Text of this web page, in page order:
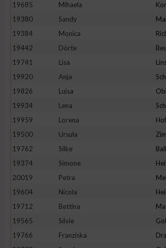
19685
Mihaela
19380
Sandy
19384
Monica
19442
Dörte
19741
Lisa
19920
Anja
19826
Luisa
19934
Lena
19959
Lorena
19500
Ursula
19762
Silke
19374
Simone
20019
Petra
19604
Nicola
19712
Bettina
19565
Silvie
19766
Franziska